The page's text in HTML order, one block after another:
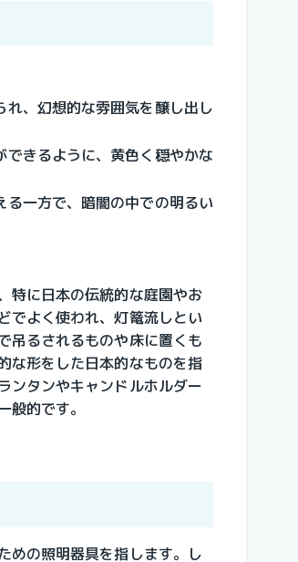
、幻想的な雰囲気を醸し出し
きるように、黄色く穏やかな
一方で、暗闇の中での明るい
特に日本の伝統的な庭園やお
でよく使われ、灯篭流しとい
吊るされるものや床に置くも
な形をした日本的なものを指
ンタンやキャンドルホルダー
的です。
めの照明器具を指します。し